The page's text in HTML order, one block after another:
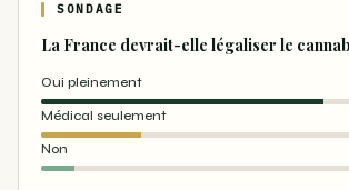
SONDAGE
La France devrait-elle légaliser le
Oui pleinement
Médical seulement
Non